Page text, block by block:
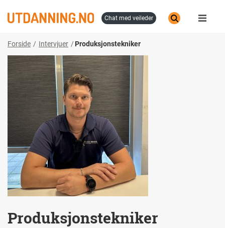
til
chat med veileder
Forside Intervjuer Produksjonstekniker
Produksjonstekniker